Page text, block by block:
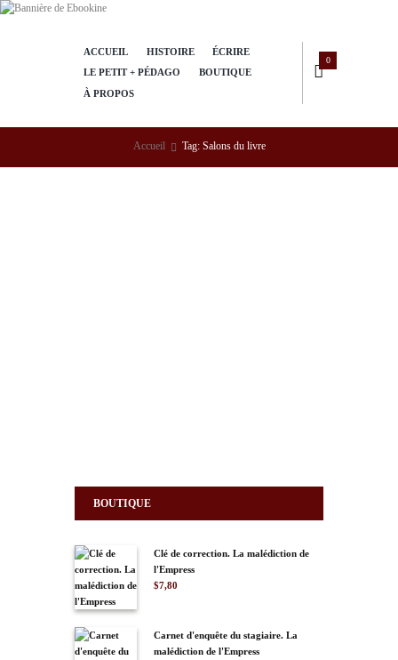
ACCUEIL HISTOIRE
ÉCRIRE
LE PETIT + PÉDAGO
BOUTIQUE
À PROPOS
0
Accueil Tag: Salons du livre
BOUTIQUE
Clé de correction. La malédiction de
l'Empress
$7,80
Carnet d'enquête du stagiaire. La
malédiction de l'Empress